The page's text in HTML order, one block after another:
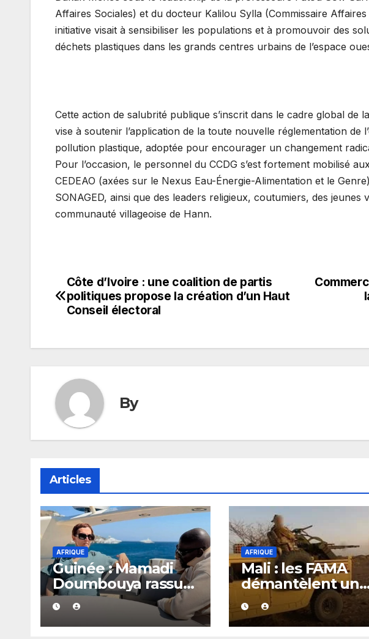
Affaires Sociales) et du docteur Kalilou Sylla (Commissaire
initiative visait à sensibiliser les populations et à promouvoir des
déchets plastiques dans les grands centres urbains de l’espace
Cette action de salubrité publique s’inscrit dans le cadre global de
vise à soutenir l’application de la toute nouvelle réglementation de
pollution plastique, adoptée pour encourager un changement
Pour l’occasion, le personnel du CCDG s’est fortement mobilisé
CEDEAO (axées sur le Nexus Eau-Énergie-Alimentation et le
SONAGED, ainsi que des leaders religieux, coutumiers, des jeunes
communauté villageoise de Hann.
Navigation
de
Côte d’Ivoire : une coalition de partis
politiques propose la création d’un Haut
Conseil électoral
By
Articles
AFRIQUE
Guinée : Mamadi
Doumbouya rassure
depuis son lieu de
vacances
AFRIQUE
Mali : les FAMA
démantèlent un
site d’orpaillage
clandestin
soupçonné d’être